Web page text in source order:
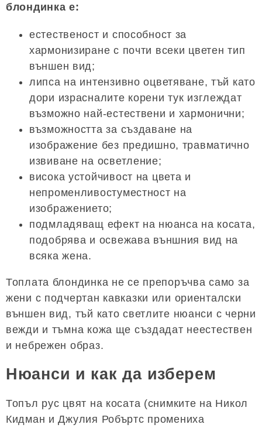
блондинка е:
естественост и способност за
хармонизиране с почти всеки цветен тип
външен вид;
липса на интензивно оцветяване, тъй като
дори израсналите корени тук изглеждат
възможно най-естествени и хармонични;
възможността за създаване на
изображение без предишно, травматично
извиване на осветление;
висока устойчивост на цвета и
непроменливостуместност на
изображението;
подмладяващ ефект на нюанса на косата,
подобрява и освежава външния вид на
всяка жена.
Топлата блондинка не се препоръчва само за
жени с подчертан кавказки или ориенталски
външен вид, тъй като светлите нюанси с черни
вежди и тъмна кожа ще създадат неестествен
и небрежен образ.
Нюанси и как да изберем
Топъл рус цвят на косата (снимките на Никол
Кидман и Джулия Робъртс промениха